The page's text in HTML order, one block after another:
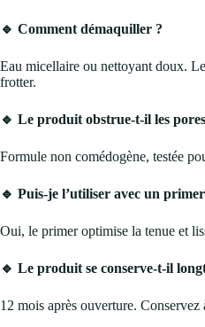
🔹 Comment démaquiller ?
Eau micellaire ou nettoyant doux.
frotter.
🔹 Le produit obstrue-t-il les
Formule non comédogène, testée
🔹 Puis-je l’utiliser avec un
Oui, le primer optimise la tenue et
🔹 Le produit se conserve-t-il
12 mois après ouverture. Conservez